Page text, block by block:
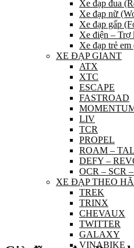
Xe đạp đua
Xe đạp nữ
Xe đạp gấp
Xe điện – Trợ
Xe đạp trẻ
XE ĐẠP GIANT
ATX
XTC
ESCAPE
FASTROAD
LIV
TCR
PROPEL
ROAM –
DEFY –
OCR – SCR
XE ĐẠP THEO
TREK
TRINX
CHEVAUX
TWITTER
GALAXY
VINABIKE